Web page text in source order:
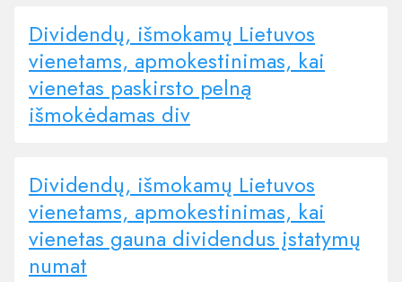
Dividendų, išmokamų Lietuvos
vienetams, apmokestinimas, kai
vienetas paskirsto pelną
išmokėdamas div
Dividendų, išmokamų Lietuvos
vienetams, apmokestinimas, kai
vienetas gauna dividendus įstatymų
numat